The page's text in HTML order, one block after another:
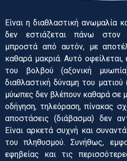
Είναι η διαθλαστική ανωμαλία
δεν εστιάζεται πάνω στον
μπροστά από αυτόν, με
καθαρά μακριά. Αυτό
του βολβού (αξονική
διαθλαστική δύναμη του
μύωπες δεν βλέπουν καθαρά σε
οδήγηση, τηλεόραση, πίνακας
αποστάσεις (διάβασμα) δεν
Είναι αρκετά συχνή και
του πληθυσμού. Συνήθως,
εφηβείας και τις